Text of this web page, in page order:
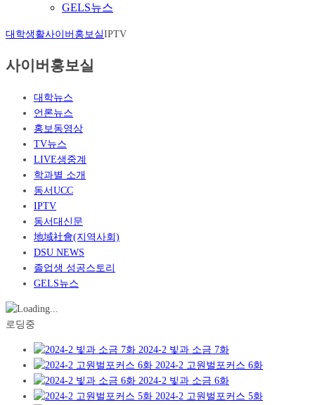
GELS뉴스
대학생활사이버홍보실IPTV
사이버홍보실
대학뉴스
언론뉴스
홍보동영상
TV뉴스
LIVE생중계
학과별 소개
동서UCC
IPTV
동서대신문
地域社會(지역사회)
DSU NEWS
졸업생 성공스토리
GELS뉴스
로딩중
2024-2 빛과 소금 7화
2024-2 고원벌포커스 6화
2024-2 빛과 소금 6화
2024-2 고원벌포커스 5화